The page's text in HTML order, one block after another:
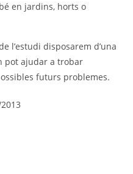
en jardins, horts o
l’estudi disposarem d’una
pot ajudar a trobar
futurs problemes.